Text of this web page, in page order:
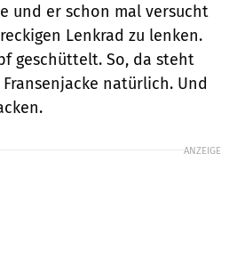
und er schon mal versucht
Lenkrad zu lenken.
geschüttelt. So, da steht
natürlich. Und
ANZEIGE